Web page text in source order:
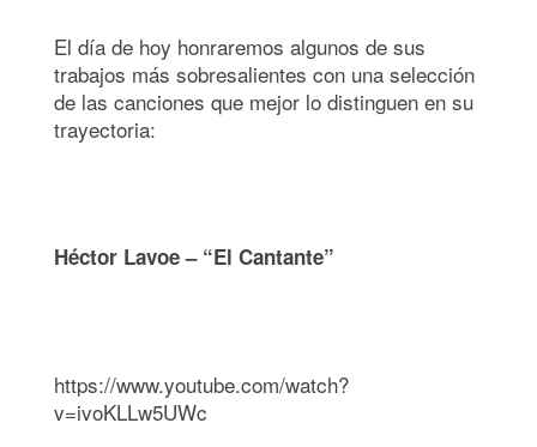
El día de hoy honraremos algunos de sus
trabajos más sobresalientes con una selección
de las canciones que mejor lo distinguen en su
trayectoria:
Héctor Lavoe – “El Cantante”
https://www.youtube.com/watch?
v=ivoKLLw5UWc